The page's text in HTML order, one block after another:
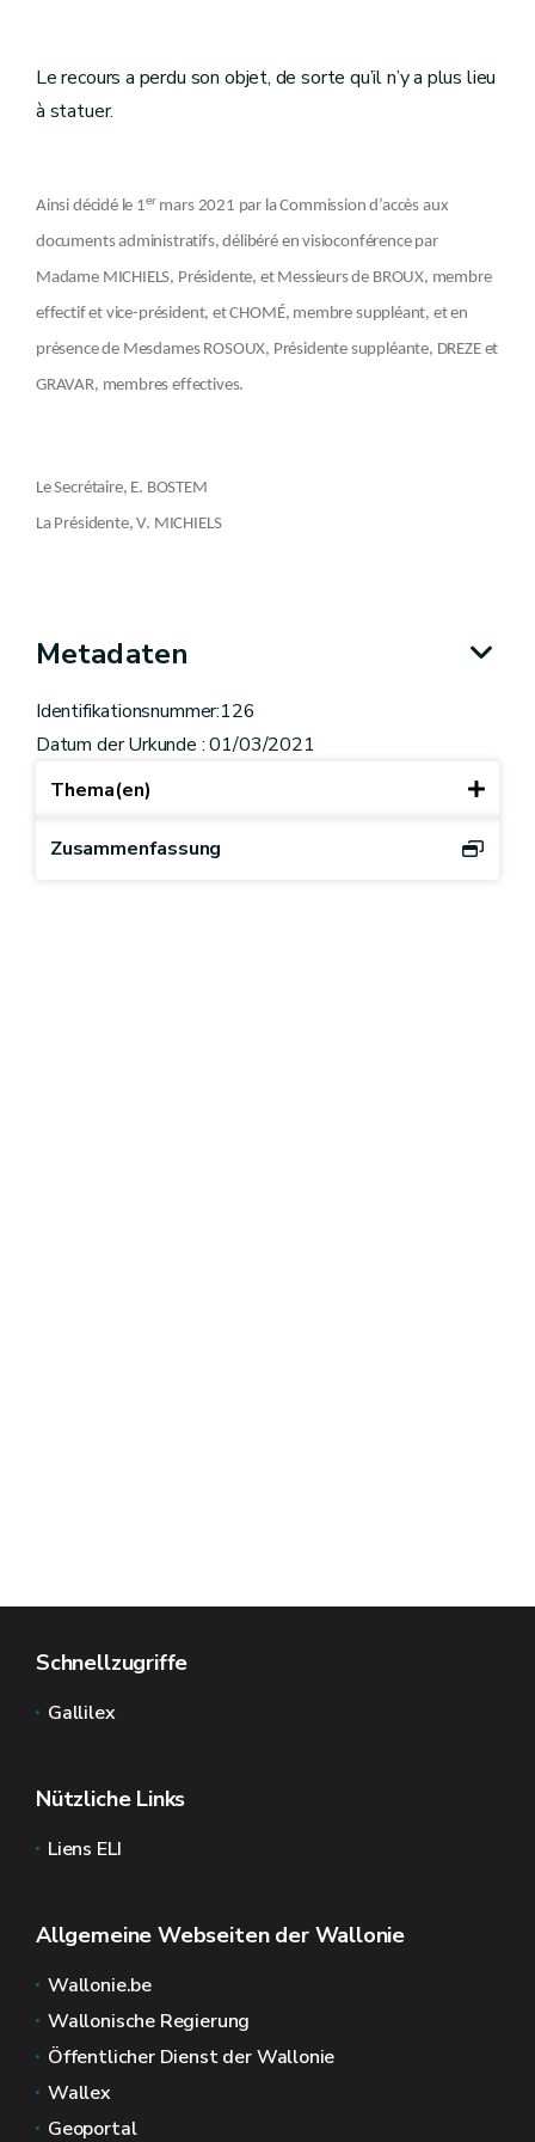
Le recours a perdu son objet, de sorte qu’il n’y a plus lieu
à statuer.
Ainsi décidé le 1er mars 2021 par la Commission d’accès aux
documents administratifs, délibéré en visioconférence par
Madame MICHIELS, Présidente, et Messieurs de BROUX, membre
effectif et vice-président, et CHOMÉ, membre suppléant, et en
présence de Mesdames ROSOUX, Présidente suppléante, DREZE et
GRAVAR, membres effectives.
Le Secrétaire, E. BOSTEM
La Présidente, V. MICHIELS
Metadaten
Identifikationsnummer:126
Datum der Urkunde : 01/03/2021
Thema(en)
Zusammenfassung
Schnellzugriffe
Gallilex
Nützliche Links
Liens ELI
Allgemeine Webseiten der Wallonie
Wallonie.be
Wallonische Regierung
Öffentlicher Dienst der Wallonie
Wallex
Geoportal